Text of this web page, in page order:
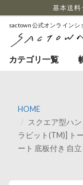
基本送
sactown公式オンラインシ
カテゴリ一覧
HOME
スクエア型ハン
ラビット(TM)] ト
ート 底板付き 自